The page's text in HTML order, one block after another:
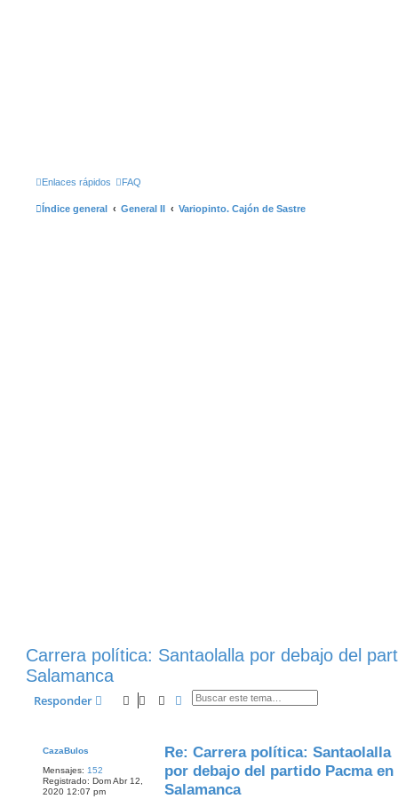
Enlaces rápidos FAQ
Índice general General II Variopinto. Cajón de Sastre
Carrera política: Santaolalla por debajo del
Salamanca
Responder BuscarBúsqueda Avanzada
CazaBulos
Mensajes: 152
Registrado: Dom Abr 12,
2020 12:07 pm
Re: Carrera política: Santaolalla
por debajo del partido Pacma en
Salamanca